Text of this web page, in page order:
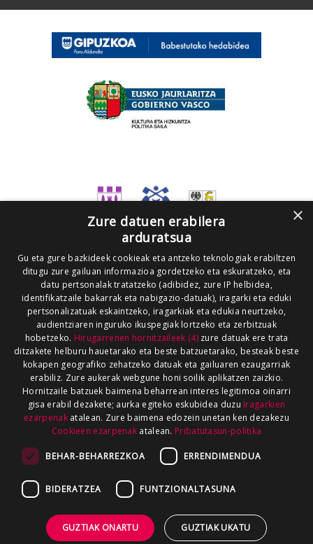
×
Zure datuen erabilera
arduratsua
Gu eta gure bazkideek cookieak eta antzeko teknologiak erabiltzen
ditugu zure gailuan informazioa gordetzeko eta eskuratzeko, eta
datu pertsonalak tratatzeko (adibidez, zure IP helbidea,
identifikatzaile bakarrak eta nabigazio-datuak), iragarki eta eduki
pertsonalizatuak eskaintzeko, iragarkiak eta edukia neurtzeko,
audientziaren inguruko ikuspegiak lortzeko eta zerbitzuak
hobetzeko. Hirugarrenen hornitzaileek (4)zure datuak ere trata
ditzakete helburu hauetarako eta beste batzuetarako, besteak beste
kokapen geografiko zehatzeko datuak eta gailuaren ezaugarriak
erabiliz. Zure aukerak webgune honi soilik aplikatzen zaizkio.
Hornitzaile batzuek baimena beharrean interes legitimoa oinarri
gisa erabil dezakete; aurka egiteko eskubidea duzu Iragarkien
ezarpenakatalean. Zure baimena edozein unetan ken dezakezu
Cookieen ezarpenak atalean. Pribatutasun-politika
BEHAR-BEHARREZKOA ERRENDIMENDUA
BIDERATZEA FUNTZIONALTASUNA
GUZTIAK ONARTU GUZTIAK UKATU